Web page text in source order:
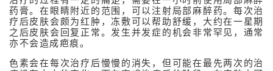
脱除黑斑点
脫毛疗程
药膏。在眼睛附近的范围，可以注射局部麻醉药。每次治
疗后皮肤会颇为红肿，冻敷可以帮助舒缓，大约在一星期
之后皮肤会回复正常。发生并发症的机会非常罕见，通常
亦不会造成疤痕。
色素会在每次治疗后慢慢的消失，但可能在最先两次的治